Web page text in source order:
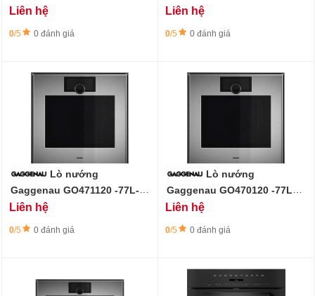
60 x 60 cm - Expressive
Liên hệ
0/5 0 đánh giá
60 x 60 cm - Expressive
Liên hệ
0/5 0 đánh giá
Lò nướng
Gaggenau GO471120 -77L-
60 x 60 cm - Expressive
Liên hệ
0/5 0 đánh giá
Lò nướng
Gaggenau GO470120 -77L-
60 x 60 cm - Expressive
Liên hệ
0/5 0 đánh giá